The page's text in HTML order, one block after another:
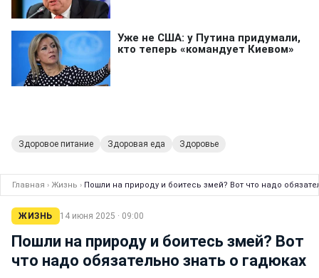
Здоровое питание Здоровая еда Здоровье
Главная › Жизнь › Пошли на природу и боитесь змей? Вот что надо
ЖИЗНЬ 14 июня 2025 · 09:00
Пошли на природу и боитесь змей? Вот
что надо обязательно знать о гадюках